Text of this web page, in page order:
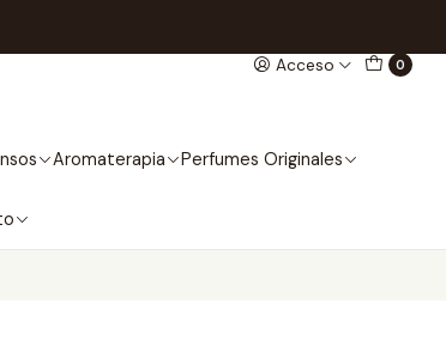
Acceso 0
Aromaterapia Perfumes Originales